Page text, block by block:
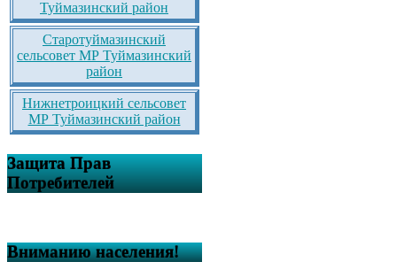
Туймазинский район
Старотуймазинский
сельсовет МР Туймазинский
район
Нижнетроицкий сельсовет
МР Туймазинский район
Защита Прав
Потребителей
Вниманию населения!